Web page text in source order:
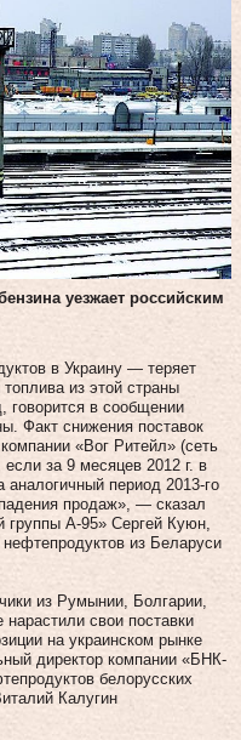
уезжает российским
в Украину — теряет
из этой страны
говорится в сообщении
Факт снижения поставок
«Вог Ритейл» (сеть
за 9 месяцев 2012 г. в
аналогичный период 2013-го
продаж», — сказал
группы А-95» Сергей Куюн,
нефтепродуктов из Беларуси
из Румынии, Болгарии,
нарастили свои поставки
на украинском рынке
директор компании «БНК-
белорусских
Калугин